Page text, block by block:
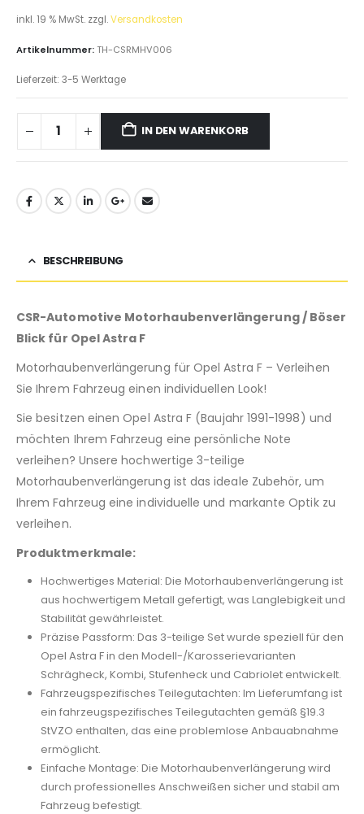
inkl. 19 % MwSt. zzgl.Versandkosten
Artikelnummer:TH-CSRMHV006
Lieferzeit: 3-5 Werktage
IN DEN WARENKORB
BESCHREIBUNG
CSR-Automotive Motorhaubenverlängerung / Böser
Blick für Opel Astra F
Motorhaubenverlängerung für Opel Astra F – Verleihen
Sie Ihrem Fahrzeug einen individuellen Look!
Sie besitzen einen Opel Astra F (Baujahr 1991-1998) und
möchten Ihrem Fahrzeug eine persönliche Note
verleihen? Unsere hochwertige 3-teilige
Motorhaubenverlängerung ist das ideale Zubehör, um
Ihrem Fahrzeug eine individuelle und markante Optik zu
verleihen.
Produktmerkmale:
Hochwertiges Material: Die Motorhaubenverlängerung ist
aus hochwertigem Metall gefertigt, was Langlebigkeit und
Stabilität gewährleistet.
Präzise Passform: Das 3-teilige Set wurde speziell für den
Opel Astra F in den Modell-/Karosserievarianten
Schrägheck, Kombi, Stufenheck und Cabriolet entwickelt.
Fahrzeugspezifisches Teilegutachten: Im Lieferumfang ist
ein fahrzeugspezifisches Teilegutachten gemäß §19.3
StVZO enthalten, das eine problemlose Anbauabnahme
ermöglicht.
Einfache Montage: Die Motorhaubenverlängerung wird
durch professionelles Anschweißen sicher und stabil am
Fahrzeug befestigt.